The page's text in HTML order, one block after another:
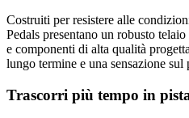
Costruiti per resistere alle
Pedals presentano un robusto
e componenti di alta qualità
lungo termine e una sensazione sul
Trascorri più tempo in